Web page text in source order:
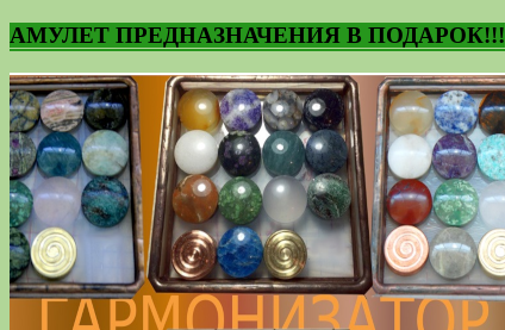
АМУЛЕТ ПРЕДНАЗНАЧЕНИЯ В ПОДАРОК!!!